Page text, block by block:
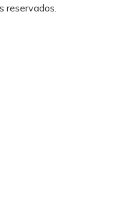
reservados.